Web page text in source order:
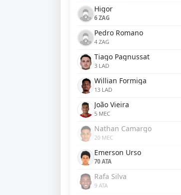
Higor
6 ZAG
Pedro Romano
4 ZAG
Tiago Pagnussat
3 LAD
Willian Formiga
13 LAD
João Vieira
5 MEC
Nathan Camargo
20 MEC
Emerson Urso
70 ATA
Rafa Silva
9 ATA